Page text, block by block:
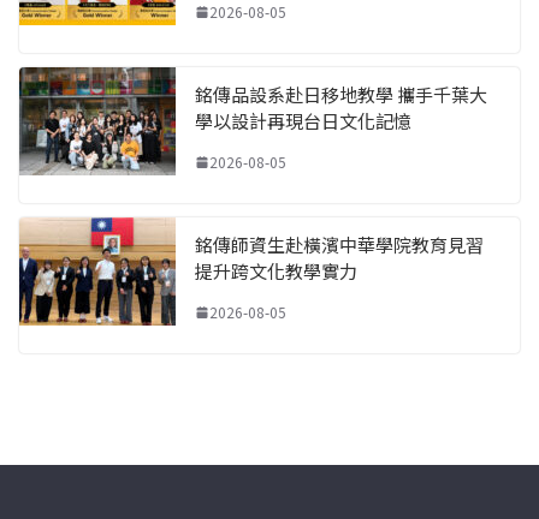
2026-08-05
銘傳品設系赴日移地教學 攜手千葉大
學以設計再現台日文化記憶
2026-08-05
銘傳師資生赴橫濱中華學院教育見習
提升跨文化教學實力
2026-08-05